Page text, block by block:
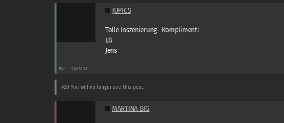
JUPICS
Tolle Inszenierung- Kompliment!
LG
Jens
#21 REPORT
#20 You will no longer see this post.
MARTINA BIG